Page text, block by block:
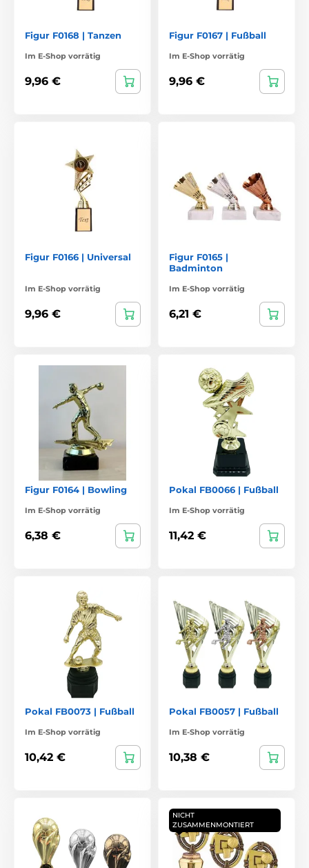
Figur F0168 | Tanzen
Im E-Shop vorrätig
9,96 €
Figur F0167 | Fußball
Im E-Shop vorrätig
9,96 €
Figur F0166 | Universal
Im E-Shop vorrätig
9,96 €
Figur F0165 |
Badminton
Im E-Shop vorrätig
6,21 €
Figur F0164 | Bowling
Im E-Shop vorrätig
6,38 €
Pokal FB0066 | Fußball
Im E-Shop vorrätig
11,42 €
Pokal FB0073 | Fußball
Im E-Shop vorrätig
10,42 €
Pokal FB0057 | Fußball
Im E-Shop vorrätig
10,38 €
NICHT
ZUSAMMENMONTIERT